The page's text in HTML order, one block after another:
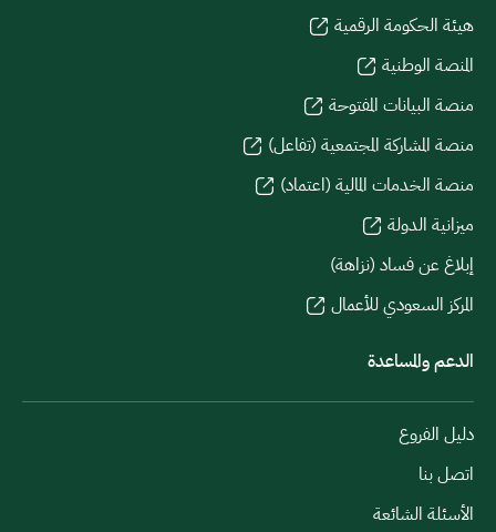
هيئة الحكومة الرقمية
المنصة الوطنية
منصة البيانات المفتوحة
منصة المشاركة المجتمعية (تفاعل)
منصة الخدمات المالية (اعتماد)
ميزانية الدولة
إبلاغ عن فساد (نزاهة)
المركز السعودي للأعمال
الدعم والمساعدة
دليل الفروع
اتصل بنا
الأسئلة الشائعة